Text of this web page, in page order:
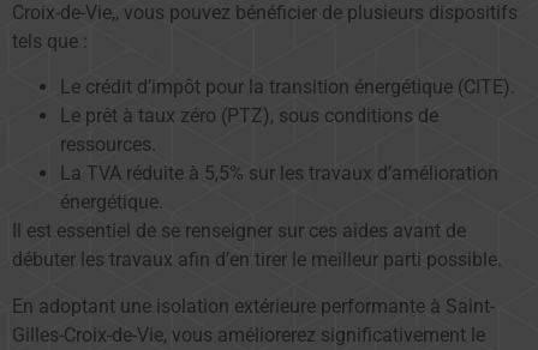
Croix-de-Vie,, vous pouvez bénéficier de plusieurs dispositifs
tels que :
Le crédit d’impôt pour la transition énergétique (CITE).
Le prêt à taux zéro (PTZ), sous conditions de
ressources.
La TVA réduite à 5,5% sur les travaux d’amélioration
énergétique.
Il est essentiel de se renseigner sur ces aides avant de
débuter les travaux afin d’en tirer le meilleur parti possible.
En adoptant une isolation extérieure performante à Saint-
Gilles-Croix-de-Vie, vous améliorerez significativement le